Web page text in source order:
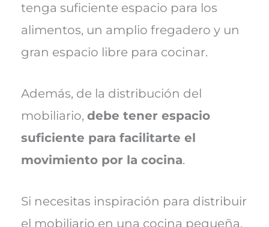
tenga suficiente espacio para los
alimentos, un amplio fregadero y un
gran espacio libre para cocinar.
Además, de la distribución del
mobiliario, debe tener espacio
suficiente para facilitarte el
movimiento por la cocina.
Si necesitas inspiración para distribuir
el mobiliario en una cocina pequeña,